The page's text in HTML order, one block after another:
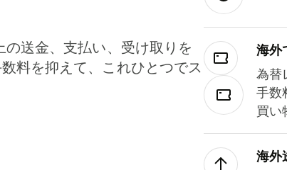
送金、支払い、受け取りを
料を抑えて、これひとつでス
海外
為替
手数
買い
海外